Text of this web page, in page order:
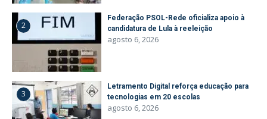
2
Federação PSOL-Rede oficializa apoio à
candidatura de Lula à reeleição
agosto 6, 2026
3
Letramento Digital reforça educação para
tecnologias em 20 escolas
agosto 6, 2026